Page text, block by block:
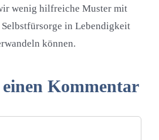
wenig hilfreiche Muster mit
in Lebendigkeit
können.
Kommentar